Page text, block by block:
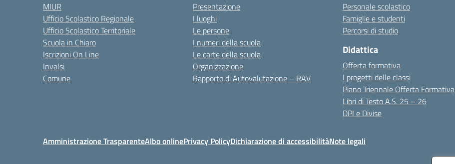
MIUR
Ufficio Scolastico Regionale
Ufficio Scolastico Territoriale
Scuola in Chiaro
Iscrizioni On Line
Invalsi
Comune
Presentazione
I luoghi
Le persone
I numeri della scuola
Le carte della scuola
Organizzazione
Rapporto di Autovalutazione – RAV
Personale scolastico
Famiglie e studenti
Percorsi di studio
Didattica
Offerta formativa
I progetti delle classi
Piano Triennale Offerta Formativa
Libri di Testo A.S. 25 – 26
DPI e Divise
Amministrazione TrasparenteAlbo onlinePrivacy PolicyDichiarazione di accessibilitàNote legali